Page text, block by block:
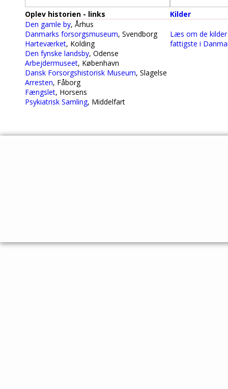
Oplev historien - links
Den gamle by, Århus
Danmarks forsorgsmuseum, Svendborg
Harteværket, Kolding
Den fynske landsby, Odense
Arbejdermuseet, København
Dansk Forsorgshistorisk Museum, Slagelse
Arresten, Fåborg
Fængslet, Horsens
Psykiatrisk Samling, Middelfart
Kilder
Læs om de
fattigste i